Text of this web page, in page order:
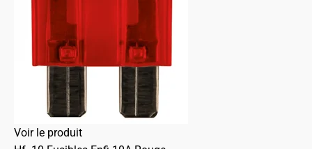
Voir le produit